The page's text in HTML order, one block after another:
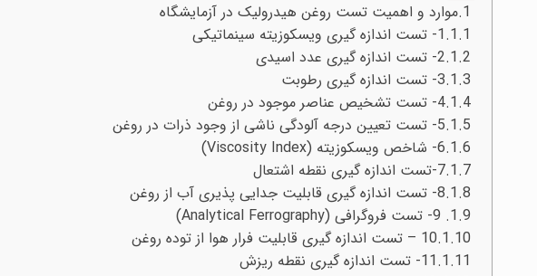
موارد و اهمیت تست روغن هیدرولیک در آزمایشگاه
1- تست اندازه گیری ویسکوزیته سینماتیکی
2- تست اندازه گیری عدد اسیدی
3- تست اندازه گیری رطوبت
4- تست تشخیص عناصر موجود در روغن
5- تست تعیین درجه آلودگی ناشی از وجود ذرات در روغن
6- شاخص ویسکوزیته (Viscosity Index)
7-تست اندازه گیری نقطه اشتعال
8- تست اندازه گیری قابلیت جدایی پذیری آب از روغن
10 – تست اندازه گیری قابلیت فرار هوا از توده روغن
11- تست اندازه گیری نقطه ریزش